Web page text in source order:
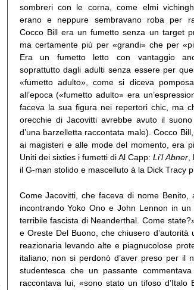
sombreri con le corna, come elmi
erano e neppure sembravano roba per
Cocco Bill era un fumetto senza un target
ma certamente più per «grandi» che per
Era un fumetto letto con vantaggio
soprattutto dagli adulti senza essere per
«fumetto adulto», come si diceva
all’epoca («fumetto adulto» era
faceva la sua figura nei repertori chic, ma
orecchie di Jacovitti avrebbe avuto il
d’una barzelletta raccontata male). Cocco
ai magisteri e alle mode del momento, era
Uniti dei sixties i fumetti di Al Capp:Li’l Abner,
il G-man stolido e mascelluto à la Dick Tracy
Come Jacovitti, che faceva di nome
incontrando Yoko Ono e John Lennon in
terribile fascista di Neanderthal. Come
e Oreste Del Buono, che chiusero
reazionaria levando alte e piagnucolose
italiano, non si perdonò d’aver preso per il
studentesca che un passante
raccontava lui, «sono stato un tifoso